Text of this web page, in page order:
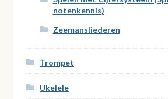
notenkennis)
Zeemansliederen
Trompet
Ukelele